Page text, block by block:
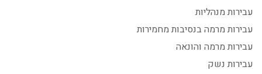
עבירות מנהליות
עבירות מרמה בנסיבות מחמירות
עבירות מרמה והונאה
עבירות נשק